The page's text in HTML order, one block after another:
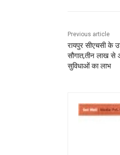
Previous article
रायपुर सीएचसी के
सौगात,तीन लाख से
सुविधाओं का लाभ